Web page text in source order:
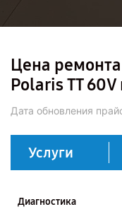
Цена
Polaris TT
Дата обновления
Услуги
Диагностика